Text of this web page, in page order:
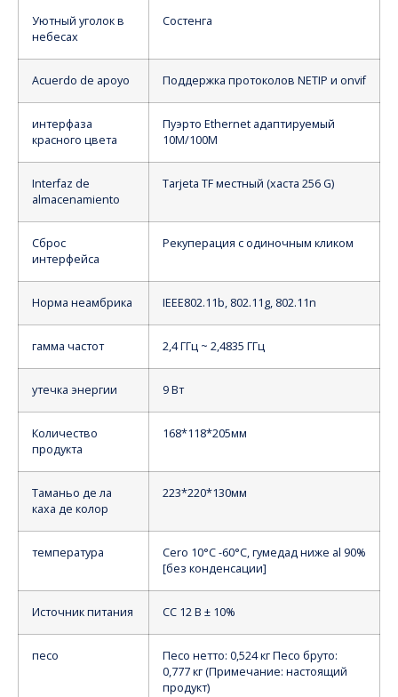
Уютный уголок в
небесах
Состенга
Acuerdo de apoyo Поддержка протоколов NETIP и onvif
интерфаза
красного цвета
Пуэрто Ethernet адаптируемый
10M/100M
Interfaz de
almacenamiento
Tarjeta TF местный (хаста 256 G)
Сброс
интерфейса
Рекуперация с одиночным кликом
Норма неамбрика IEEE802.11b, 802.11g, 802.11n
гамма частот 2,4 ГГц ~ 2,4835 ГГц
утечка энергии 9 Вт
Количество
продукта
168*118*205мм
Таманьо де ла
каха де колор
223*220*130мм
температура
Cero 10°C -60°C, гумедад ниже al 90%
[без конденсации]
Источник питания СС 12 В ± 10%
песо
Песо нетто: 0,524 кг Песо бруто:
0,777 кг (Примечание: настоящий
продукт)